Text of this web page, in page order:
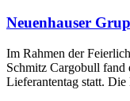
Neuenhauser
Im Rahmen der
Schmitz Cargobull fand
Lieferantentag statt. Die